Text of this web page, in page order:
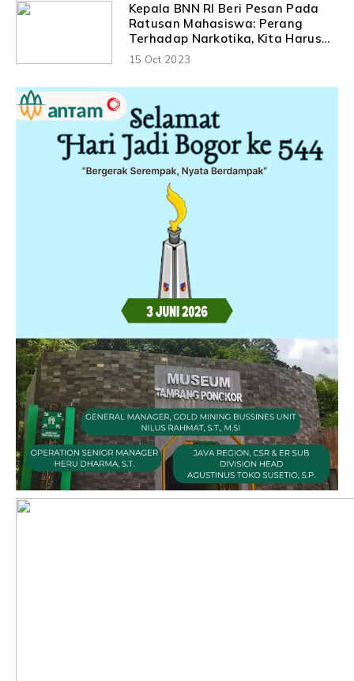
Kepala BNN RI Beri Pesan Pada
Ratusan Mahasiswa: Perang
Terhadap Narkotika, Kita Harus
Menang
15 Oct 2023